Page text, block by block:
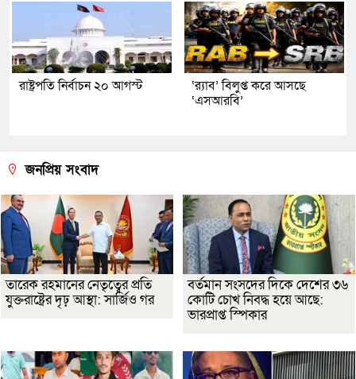
রাষ্ট্রপতি নির্বাচন ২০ আগস্ট
‘র‍্যাব’ বিলুপ্ত করে আসছে
‘এসআরবি’
জনপ্রিয় সংবাদ
তারেক রহমানের নেতৃত্বের প্রতি
যুক্তরাষ্ট্রের দৃঢ় আস্থা: সার্জিও গর
বর্তমান সংসদের দিকে দেশের ৩৬
কোটি চোখ নিবদ্ধ হয়ে আছে:
ভারপ্রাপ্ত স্পিকার